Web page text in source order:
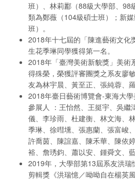
班）、林莉酈（88級大學部、98
類為鄭薇（104級碩士班）；新
班）。
2018年十七屆的「陳進藝術文化
生花季琳同學獲得第一名。
2018年「臺灣美術新貌獎」美術
得殊榮，榮獲評審團獎之系友廖
友為林宇晨、黃至正、張純蓉、羅
2018年臺日藝術博覽會-東海大
參展人 ：王怡然、王挺宇、吳繼
儀、李珍雨、杜建衡、林文海、
季琳、徐嘒壎、張惠蘭、張富峻
許喬茵、陳誼嘉、陳禾華、陳依
裕、詹琇鈞、蕭以安、鍾舜文、藍
2019年，大學部第13屆系友洪
剪輯獎《洪瑞憶／呦呦自在楊英風